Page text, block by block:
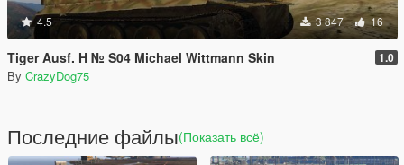
4.5 3 847 16
Tiger Ausf. H № S04 Michael Wittmann Skin 1.0
By CrazyDog75
Последние файлы(Показать всё)